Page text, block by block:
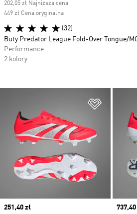
Current price
251,40 zł 737,40
202,05 zł Najniższa cena
449 zł Cena oryginalna
(32)
Buty Predator League Fold-Over Tongue/
Performance
2 kolory